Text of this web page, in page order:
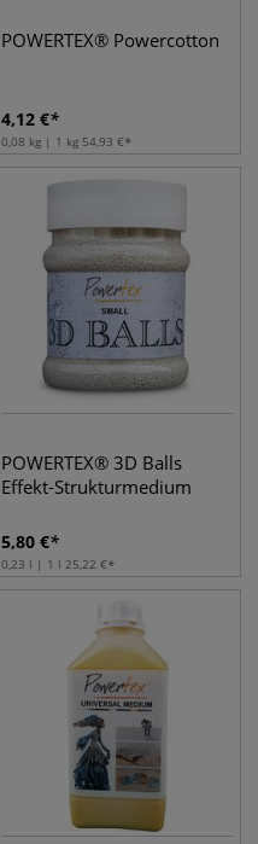
POWERTEX® Powercotton
4,12 €
0,08 kg | 1 kg 54,93 €
POWERTEX® 3D Balls
Effekt-Strukturmedium
5,80 €
0,23 l | 1 l 25,22 €